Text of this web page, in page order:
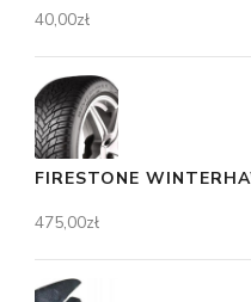
40,00zł
FIRESTONE
475,00zł